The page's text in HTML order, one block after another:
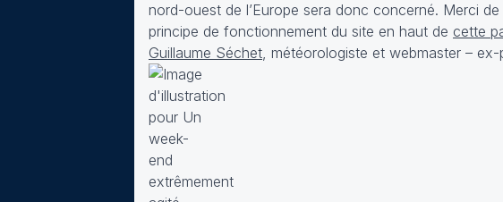
nord-ouest de l’Europe sera donc concerné. Merci
principe de fonctionnement du site en haut de cette
Guillaume Séchet, météorologiste et webmaster –